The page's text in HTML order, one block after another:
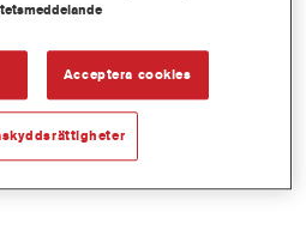
Acceptera cookies